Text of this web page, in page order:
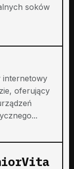
soków
internetowy
oferujący